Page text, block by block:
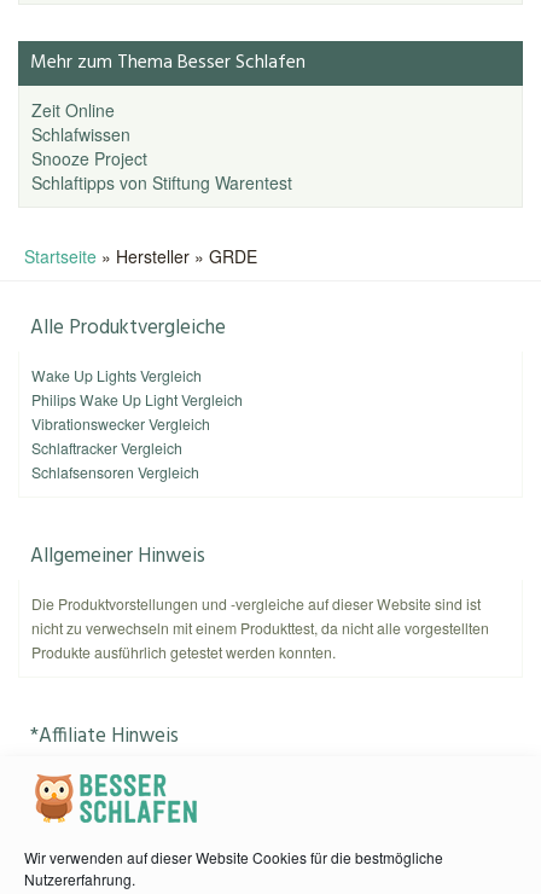
Wir verwenden auf dieser Website Cookies für die bestmögliche
Nutzererfahrung.
Mehr zum Thema Besser Schlafen
Zeit Online
Schlafwissen
Snooze Project
Schlaftipps von Stiftung Warentest
Startseite» Hersteller» GRDE
Alle Produktvergleiche
Wake Up Lights Vergleich
Philips Wake Up Light Vergleich
Vibrationswecker Vergleich
Schlaftracker Vergleich
Schlafsensoren Vergleich
Allgemeiner Hinweis
Die Produktvorstellungen und -vergleiche auf dieser Website sind ist
nicht zu verwechseln mit einem Produkttest, da nicht alle vorgestellten
Produkte ausführlich getestet werden konnten.
*Affiliate Hinweis
Als Amazon-Partner verdient
Käufen. Amazon und das Amazon-Logo sind Warenzeichen von